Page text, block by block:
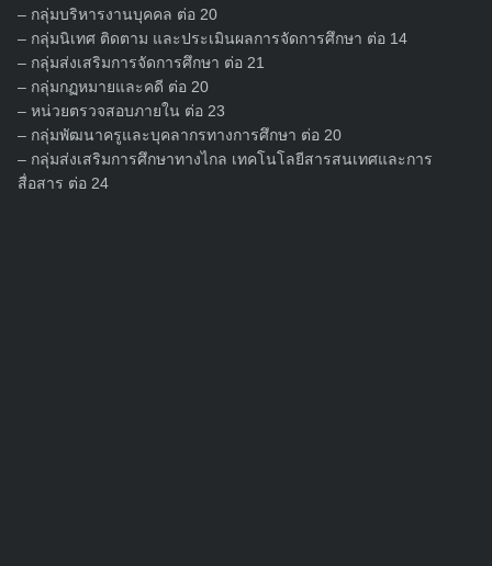
Search
for:
– กลุ่มบริหารงานบุคคล ต่อ 20
– กลุ่มนิเทศ ติดตาม และประเมินผลการจัดการศึกษา ต่อ 14
– กลุ่มส่งเสริมการจัดการศึกษา ต่อ 21
– กลุ่มกฏหมายและคดี ต่อ 20
– หน่วยตรวจสอบภายใน ต่อ 23
– กลุ่มพัฒนาครูและบุคลากรทางการศึกษา ต่อ 20
– กลุ่มส่งเสริมการศึกษาทางไกล เทคโนโลยีสารสนเทศและการ
สื่อสาร ต่อ 24